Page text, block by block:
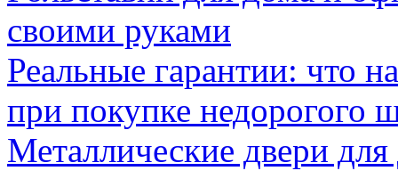
своими руками
Реальные гарантии: что
при покупке недорогого
Металлические двери